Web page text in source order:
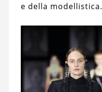
e della modellistica.